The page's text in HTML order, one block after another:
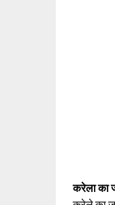
करेला का